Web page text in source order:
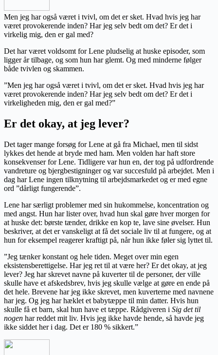
Men jeg har også været i tvivl, om det er sket. Hvad hvis jeg har
været provokerende inden? Har jeg selv bedt om det? Er det i
virkelig mig, den er gal med?
Det har været voldsomt for Lene pludselig at huske episoder, som
ligger år tilbage, og som hun har glemt. Og med minderne følger
både tvivlen og skammen.
”Men jeg har også været i tvivl, om det er sket. Hvad hvis jeg har
været provokerende inden? Har jeg selv bedt om det? Er det i
virkeligheden mig, den er gal med?”
Er det okay, at jeg lever?
Det tager mange forsøg for Lene at gå fra Michael, men til sidst
lykkes det hende at bryde med ham. Men volden har haft store
konsekvenser for Lene. Tidligere var hun en, der tog på udfordrende
vandreture og bjergbestigninger og var succesfuld på arbejdet. Men i
dag har Lene ingen tilknytning til arbejdsmarkedet og er med egne
ord ”dårligt fungerende”.
Lene har særligt problemer med sin hukommelse, koncentration og
med angst. Hun har lister over, hvad hun skal gøre hver morgen for
at huske det: børste tænder, drikke en kop te, lave sine øvelser. Hun
beskriver, at det er vanskeligt at få det sociale liv til at fungere, og at
hun for eksempel reagerer kraftigt på, når hun ikke føler sig lyttet til.
”Jeg tænker konstant og hele tiden. Meget over min egen
eksistensberettigelse. Har jeg ret til at være her? Er det okay, at jeg
lever? Jeg har skrevet navne på kuverter til de personer, der ville
skulle have et afskedsbrev, hvis jeg skulle vælge at gøre en ende på
det hele. Brevene har jeg ikke skrevet, men kuverterne med navnene
har jeg. Og jeg har hæklet et babytæppe til min datter. Hvis hun
skulle få et barn, skal hun have et tæppe. Rådgiveren i Sig det til
nogen har reddet mit liv. Hvis jeg ikke havde hende, så havde jeg
ikke siddet her i dag. Det er 180 % sikkert.”